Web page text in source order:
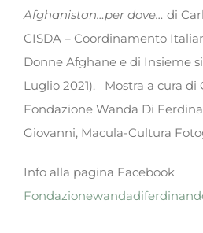
Afghanistan…per dove… di
CISDA – Coordinamento
Donne Afghane e di Insieme
Luglio 2021). Mostra a cura di
Fondazione Wanda Di
Giovanni, Macula-Cultura
Info alla pagina Facebook